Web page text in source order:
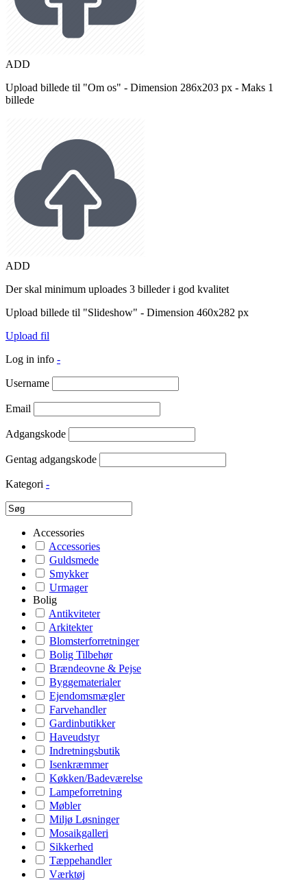
ADD
Upload billede til "Om os" - Dimension 286x203 px - Maks 1
billede
ADD
Der skal minimum uploades 3 billeder i god kvalitet
Upload billede til "Slideshow" - Dimension 460x282 px
Upload fil
Log in info -
Username
Email
Adgangskode
Gentag adgangskode
Kategori -
Accessories
Accessories
Guldsmede
Smykker
Urmager
Bolig
Antikviteter
Arkitekter
Blomsterforretninger
Bolig Tilbehør
Brændeovne & Pejse
Byggematerialer
Ejendomsmægler
Farvehandler
Gardinbutikker
Haveudstyr
Indretningsbutik
Isenkræmmer
Køkken/Badeværelse
Lampeforretning
Møbler
Miljø Løsninger
Mosaikgalleri
Sikkerhed
Tæppehandler
Værktøj